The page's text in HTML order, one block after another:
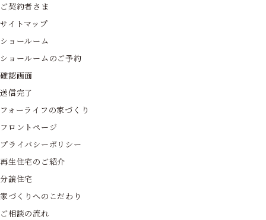
ご契約者さま
サイトマップ
ショールーム
ショールームのご予約
確認画面
送信完了
フォーライフの家づくり
フロントページ
プライバシーポリシー
再生住宅のご紹介
分譲住宅
家づくりへのこだわり
ご相談の流れ